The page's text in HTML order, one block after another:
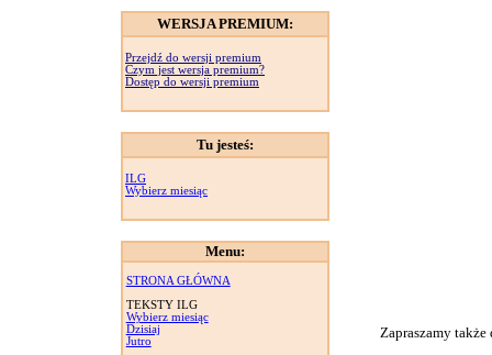
WERSJA PREMIUM:
Przejdź do wersji premium
Czym jest wersja premium?
Dostęp do wersji premium
Tu jesteś:
ILG
Wybierz miesiąc
Menu:
STRONA GŁÓWNA
TEKSTY ILG
Wybierz miesiąc
Dzisiaj
Jutro
Zapraszamy